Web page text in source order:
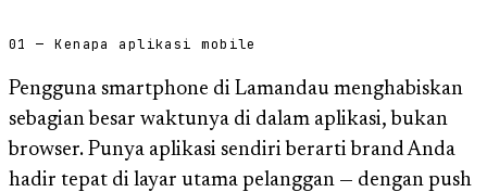
01 — Kenapa aplikasi mobile
Pengguna smartphone di Lamandau menghabiskan
sebagian besar waktunya di dalam aplikasi, bukan
browser. Punya aplikasi sendiri berarti brand Anda
hadir tepat di layar utama pelanggan — dengan push